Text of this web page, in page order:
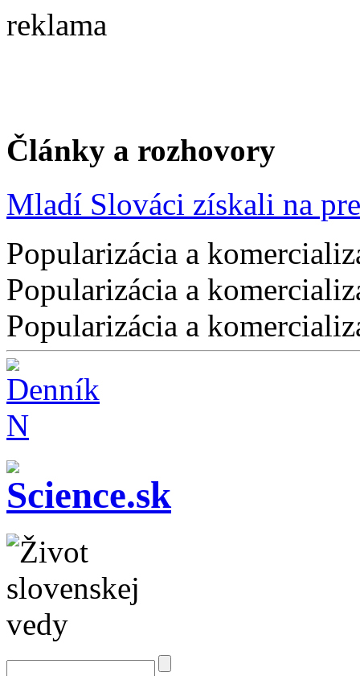
reklama
Články a rozhovory
Mladí Slováci získali na
Popularizácia a
Popularizácia a
Popularizácia a